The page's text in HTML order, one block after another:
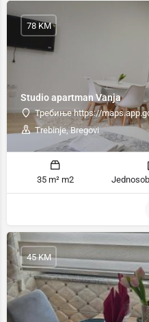
Studio apartman Vanja
Требиње https://
Trebinje, Bregovi
78 KM
35 m² m2
45 KM